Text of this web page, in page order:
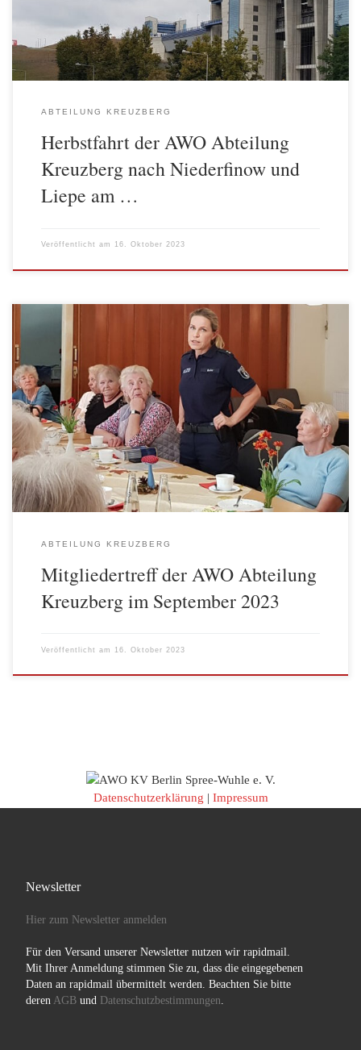
zum Schiffshebewerk nach Niederfinow. Nach einem kurzen
Spaziergang […]
ABTEILUNG KREUZBERG
Herbstfahrt der AWO Abteilung
Kreuzberg nach Niederfinow und
Liepe am …
Veröffentlicht am 16. Oktober 2023
Am 28. September 2023 fand in der Begegnungsstätte
Charlottenstr. 85 bei Kaffee und Kuchen ein Mitgliedertreff zu
einem besonderen Thema statt. Polizeioberkommissarin Katja
Bader vom Kreuzberger Polizeiabschnitt 53 informierte über
aktuelle Themen der Sicherheit im Alltag und zu aktuellen
Betrugsmethoden. Sie gab speziell auf Senior*innen abgestimmt
eine Vielzahl nützlicher Informationen, […]
ABTEILUNG KREUZBERG
Mitgliedertreff der AWO Abteilung
Kreuzberg im September 2023
Veröffentlicht am 16. Oktober 2023
Datenschutzerklärung | Impressum
Newsletter
Hier zum Newsletter anmelden
Für den Versand unserer Newsletter nutzen wir rapidmail.
Mit Ihrer Anmeldung stimmen Sie zu, dass die eingegebenen
Daten an rapidmail übermittelt werden. Beachten Sie bitte
deren AGBund Datenschutzbestimmungen